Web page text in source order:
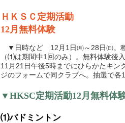
ＨＫＳＣ定期活動
12月無料体験
▼日時など 12月1日㈪～28日㈰。種
（⑴は期間中1回のみ）。無料体験
11月21日午後5時までにひらかたキン
ジのフォームで同クラブへ。抽選で各
▼HKSC定期活動12月無料体
⑴バドミントン